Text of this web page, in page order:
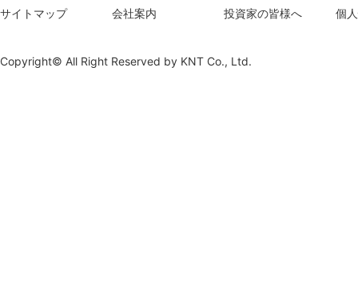
サイトマップ 会社案内 投資家の皆様へ 個
Copyright© All Right Reserved by KNT Co., Ltd.